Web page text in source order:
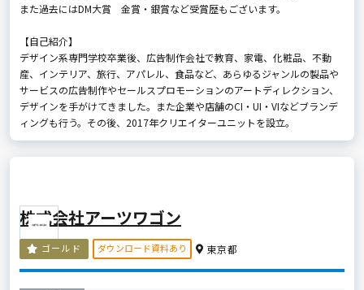
また過去にはDM大賞 金賞・銀賞など受賞歴もございます。
【自己紹介】
デザイン系専門学校卒業後、広告制作会社で教育、家電、化粧品、不動
産、インテリア、旅行、アパレル、食品など、あらゆるジャンルの製品や
サービスの広告制作やセールスプロモーションのアートディレクション、
デザインを手がけてきました。また企業や店舗のCI・UI・VIなどブランデ
ィングも行う。その後、2017年クリエイターユニットを設立。
株式会社アーツワゴン
ゴールド ダウンロード資料あり 東京都